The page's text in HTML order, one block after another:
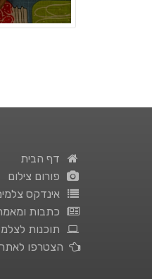
דף הבית
פורום צילום
אינדקס
כתבות
תוכנות
הצטרפו לאתר